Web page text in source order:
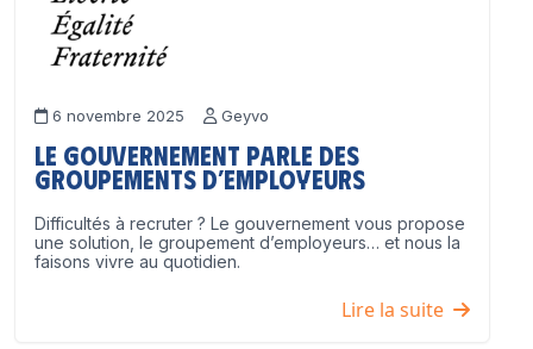
6 novembre 2025 Geyvo
Le Gouvernement parle des
groupements d’employeurs
Difficultés à recruter ? Le gouvernement vous propose
une solution, le groupement d’employeurs… et nous la
faisons vivre au quotidien.
Lire la suite